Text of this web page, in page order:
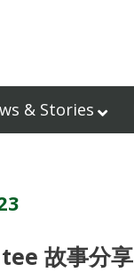
& Stories
故事分享